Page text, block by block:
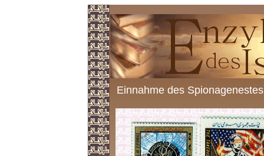
Einnahme des Spionagenestes